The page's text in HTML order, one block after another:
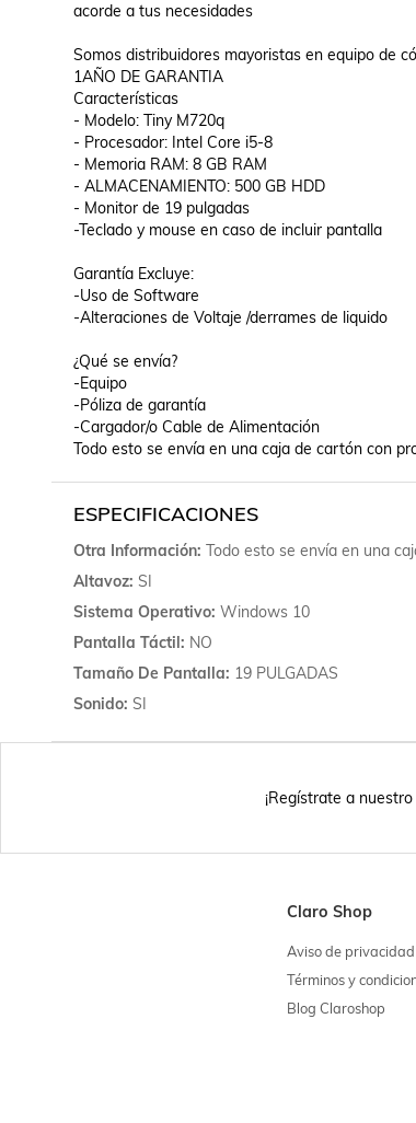
acorde a tus necesidades
Somos distribuidores mayoristas en equipo de
1AÑO DE GARANTIA
Características
- Modelo: Tiny M720q
- Procesador: Intel Core i5-8
- Memoria RAM: 8 GB RAM
- ALMACENAMIENTO: 500 GB HDD
- Monitor de 19 pulgadas
-Teclado y mouse en caso de incluir pantalla
Garantía Excluye:
-Uso de Software
-Alteraciones de Voltaje /derrames de liquido
¿Qué se envía?
-Equipo
-Póliza de garantía
-Cargador/o Cable de Alimentación
Todo esto se envía en una caja de cartón con
ESPECIFICACIONES
Otra Información Todo esto se envía en una
Altavoz SI
Sistema Operativo Windows 10
Pantalla Táctil NO
Tamaño De Pantalla 19 PULGADAS
Sonido SI
¡Regístrate a
Claro Shop
Aviso de privacidad
Términos y
Blog Claroshop